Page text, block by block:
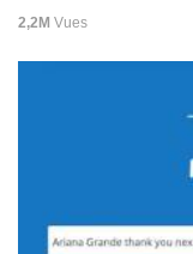
2,2M Vues